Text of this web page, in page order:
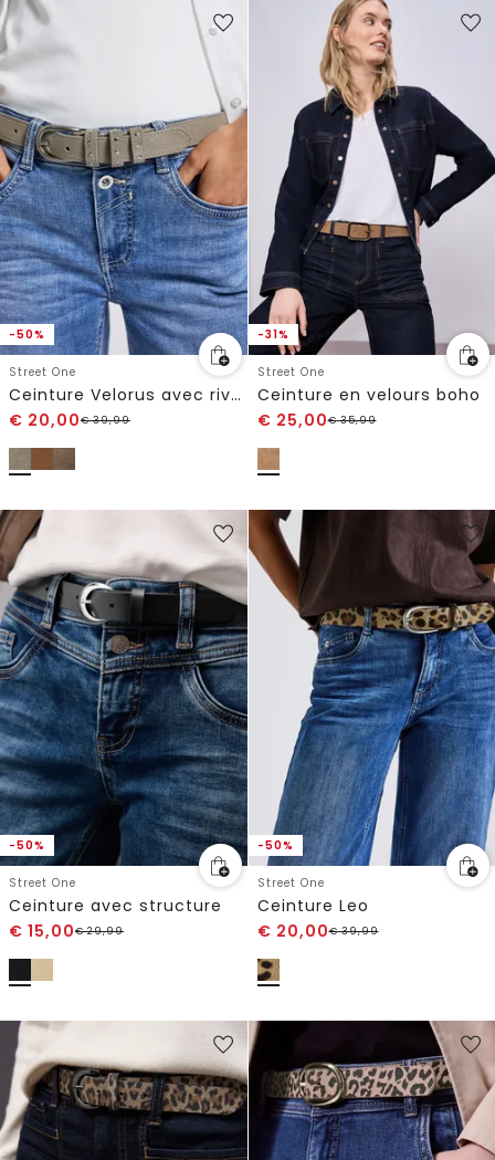
-50%
Street One
Ceinture Velorus avec rivets
€ 20,00€39,99
-31%
Street One
Ceinture en velours boho
€ 25,00€35,99
-50%
Street One
Ceinture avec structure
€ 15,00€29,99
-50%
Street One
Ceinture Leo
€ 20,00€39,99